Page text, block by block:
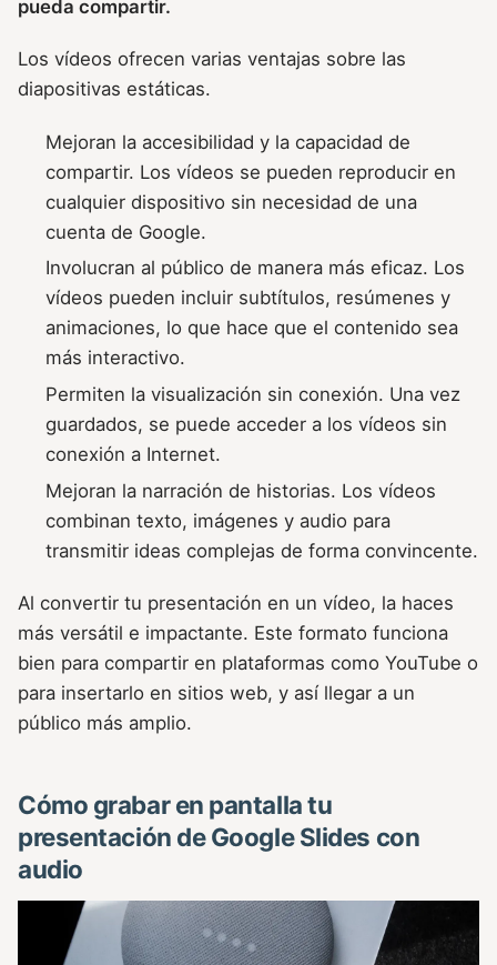
pueda compartir.
Los vídeos ofrecen varias ventajas sobre las
diapositivas estáticas.
Mejoran la accesibilidad y la capacidad de
compartir. Los vídeos se pueden reproducir en
cualquier dispositivo sin necesidad de una
cuenta de Google.
Involucran al público de manera más eficaz. Los
vídeos pueden incluir subtítulos, resúmenes y
animaciones, lo que hace que el contenido sea
más interactivo.
Permiten la visualización sin conexión. Una vez
guardados, se puede acceder a los vídeos sin
conexión a Internet.
Mejoran la narración de historias. Los vídeos
combinan texto, imágenes y audio para
transmitir ideas complejas de forma convincente.
Al convertir tu presentación en un vídeo, la haces
más versátil e impactante. Este formato funciona
bien para compartir en plataformas como YouTube o
para insertarlo en sitios web, y así llegar a un
público más amplio.
Cómo grabar en pantalla tu
presentación de Google Slides con
audio